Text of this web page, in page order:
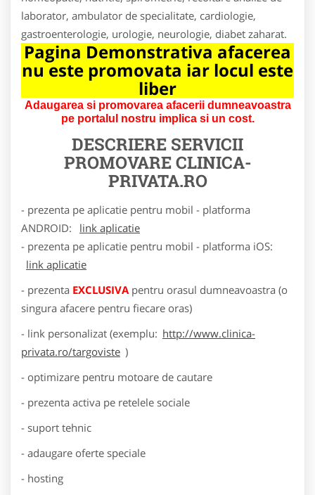
laborator, ambulator de specialitate, cardiologie,
gastroenterologie, urologie, neurologie, diabet zaharat.
Pagina Demonstrativa afacerea
nu este promovata iar locul este
liber
Adaugarea si promovarea afacerii dumneavoastra
pe portalul nostru implica si un cost.
DESCRIERE SERVICII
PROMOVARECLINICA-
PRIVATA.RO
- prezenta pe aplicatie pentru mobil - platforma
ANDROID:
link aplicatie
- prezenta pe aplicatie pentru mobil - platforma iOS:
link aplicatie
- prezenta EXCLUSIVA pentru orasul dumneavoastra (o
singura afacere pentru fiecare oras)
- link personalizat (exemplu: http://www.clinica-
privata.ro/targoviste )
- optimizare pentru motoare de cautare
- prezenta activa pe retelele sociale
- suport tehnic
- adaugare oferte speciale
- hosting